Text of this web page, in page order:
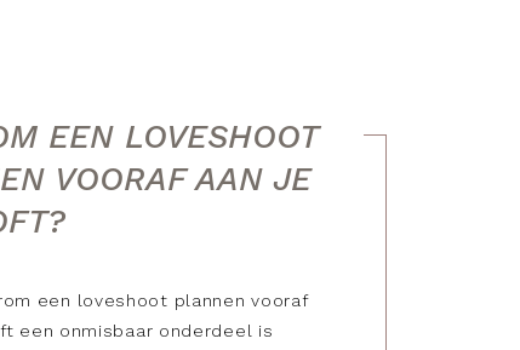
een loveshoot plannen vooraf
een onmisbaar onderdeel is
EEN LOVESHOOT
VOORAF AAN JE